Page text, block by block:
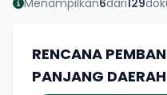
RENCANA
PANJANG